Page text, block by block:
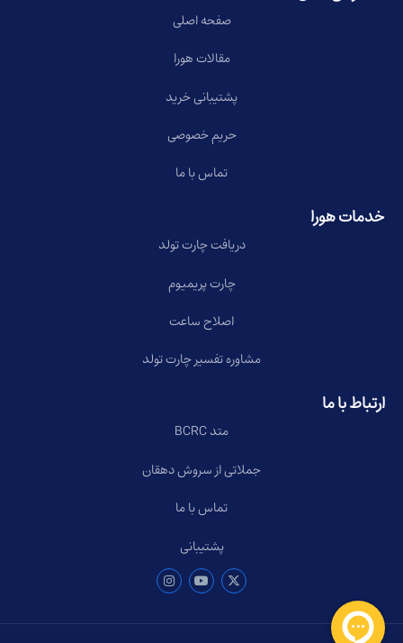
صفحه اصلی
مقالات هورا
پشتیبانی خرید
حریم خصوصی
تماس با ما
خدمات هورا
دریافت چارت تولد
چارت پریمیوم
اصلاح ساعت
مشاوره تفسیر چارت تولد
ارتباط با ما
متد BCRC
جملاتی از سروش دهقان
تماس با ما
پشتیبانی